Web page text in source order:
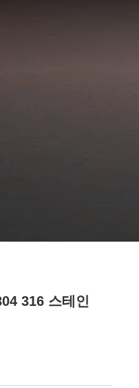
316 스테인